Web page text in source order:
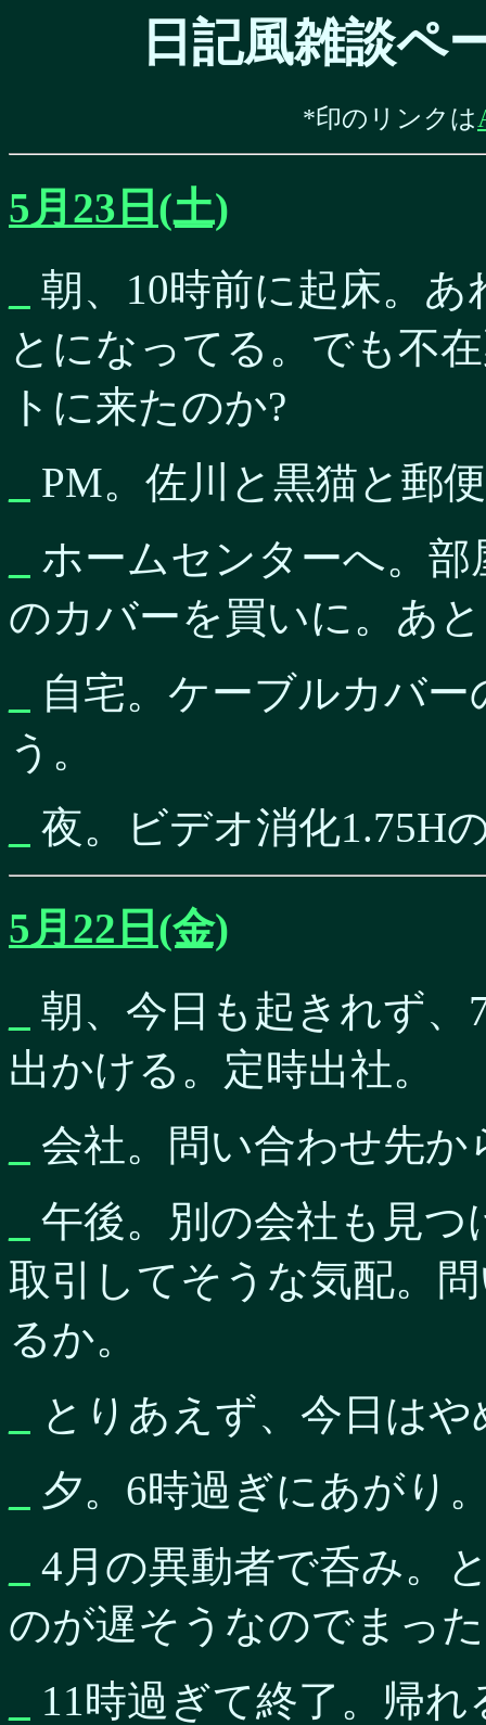
日記風雑談ペ
*印のリンクは
5月23日(土)
朝、10時前に起床。
とになってる。でも不
トに来たのか?
PM。佐川と黒猫と郵
ホームセンターへ。
のカバーを買いに。あ
自宅。ケーブルカバ
う。
夜。ビデオ消化1.75H
5月22日(金)
朝、今日も起きれず
出かける。定時出社。
会社。問い合わせ先
午後。別の会社も見
取引してそうな気配。
るか。
とりあえず、今日は
夕。6時過ぎにあがり
4月の異動者で呑み。
のが遅そうなのでまっ
11時過ぎて終了。帰